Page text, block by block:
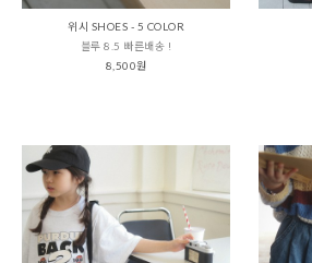
위시 SHOES - 5 COLOR
블루 8.5 빠른배송 !
8,500원